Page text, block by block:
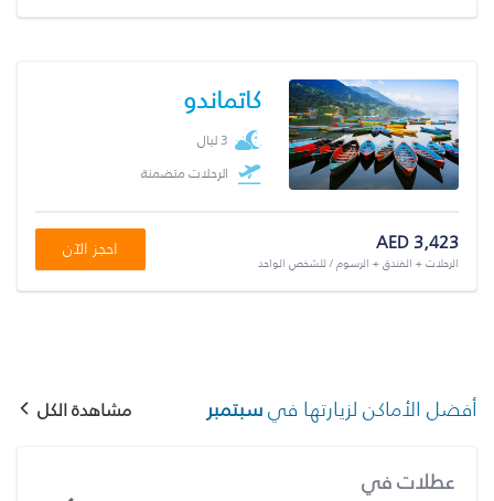
كاتماندو
3 ليال
الرحلات متضمنة
AED 3,423
الرحلات + الفندق + الرسوم / للشخص الواحد
احجز الآن
أفضل الأماكن لزيارتها فيسبتمبر مشاهدة الكل
عطلات في